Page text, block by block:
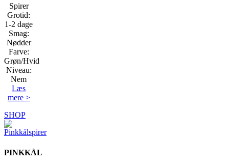
Spirer
Grotid:
1-2 dage
Smag:
Nødder
Farve:
Grøn/Hvid
Niveau:
Nem
Læs
mere >
SHOP
PINKKÅL